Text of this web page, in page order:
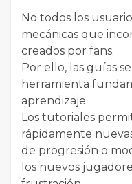
No todos los
mecánicas que
creados por fans.
Por ello, las guías
herramienta
aprendizaje.
Los tutoriales
rápidamente
de progresión o
los nuevos